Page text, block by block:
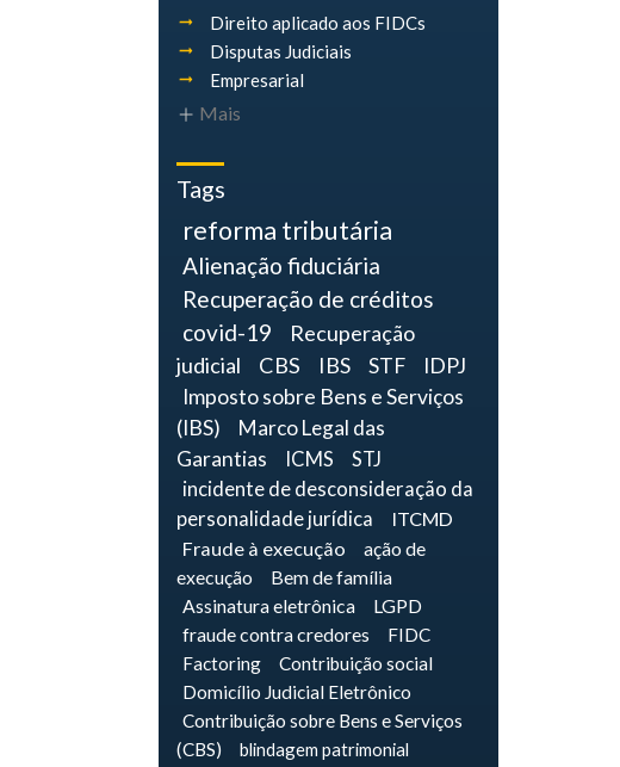
Direito aplicado aos FIDCs
Disputas Judiciais
Empresarial
Mais
Tags
reforma tributária
Alienação fiduciária
Recuperação de créditos
covid-19
Recuperação
judicial
CBS IBS STF
IDPJ
Imposto sobre Bens e Serviços
(IBS)
Marco Legal das
Garantias
ICMS
STJ
incidente de desconsideração da
personalidade jurídica
ITCMD
Fraude à execução
ação de
execução
Bem de família
Assinatura eletrônica
LGPD
fraude contra credores
FIDC
Factoring
Contribuição social
Domicílio Judicial Eletrônico
Contribuição sobre Bens e Serviços
(CBS)
blindagem patrimonial